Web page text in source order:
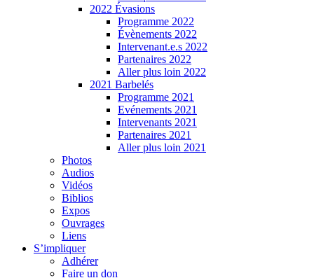
2022 Évasions
Programme 2022
Évènements 2022
Intervenant.e.s 2022
Partenaires 2022
Aller plus loin 2022
2021 Barbelés
Programme 2021
Evénements 2021
Intervenants 2021
Partenaires 2021
Aller plus loin 2021
Photos
Audios
Vidéos
Biblios
Expos
Ouvrages
Liens
S’impliquer
Adhérer
Faire un don